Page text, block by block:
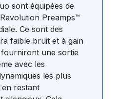
sont équipées de
Preamps™
Ce sont des
faible bruit et à gain
une sortie
avec les
les plus
restant